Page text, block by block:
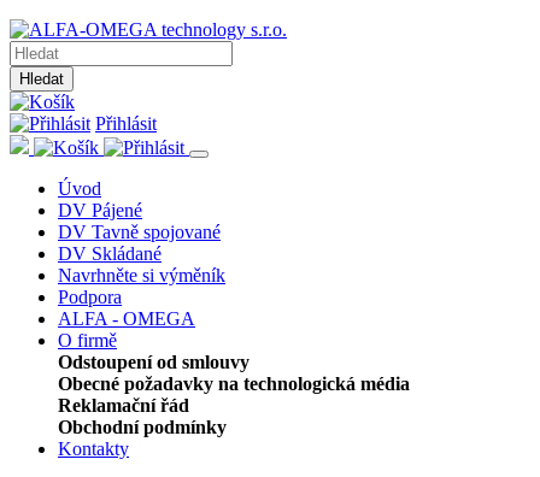
Hledat
Přihlásit
Úvod
DV Pájené
DV Tavně spojované
DV Skládané
Navrhněte si výměník
Podpora
ALFA - OMEGA
O firmě
Odstoupení od smlouvy
Obecné požadavky na technologická média
Reklamační řád
Obchodní podmínky
Kontakty